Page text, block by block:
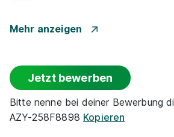
Vermögens­wirksame
Han­dy / Tab­let / Note­book
Mehr anzeigen
Jetzt bewerben
Bitte nenne bei deiner Bewerbung
AZY-258F8898 Kopieren